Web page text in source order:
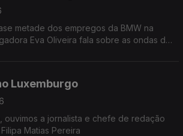
metade dos empregos da BMW na
Eva Oliveira fala sobre as ondas de
Luxemburgo
ouvimos a jornalista e chefe de redação
Matias Pereira